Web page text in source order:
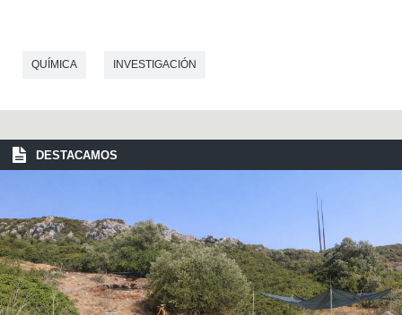
QUÍMICA INVESTIGACIÓN
DESTACAMOS